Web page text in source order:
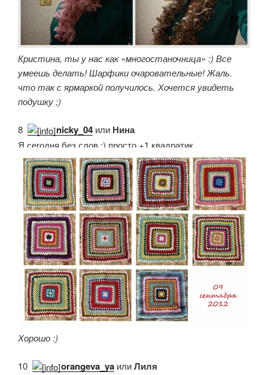
Кристина, ты у нас как «многостаночница» :) Все
умеешь делать! Шарфики очаровательные! Жаль.
что так с ярмаркой получилось. Хочется увидеть
подушку ;)
8. nicky_04 или Нина
Я сегодня без слов :) просто +1 квадратик.
Хорошо :)
10. orangeva_ya илиЛиля